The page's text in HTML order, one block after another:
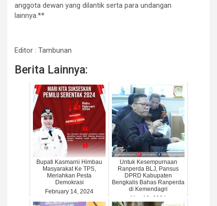
anggota dewan yang dilantik serta para undangan
lainnya.**
Editor : Tambunan
Berita Lainnya:
Bupati Kasmarni Himbau
Masyarakat Ke TPS,
Meriahkan Pesta
Demokrasi
February 14, 2024
Untuk Kesempurnaan
Ranperda BLJ, Pansus
DPRD Kabupaten
Bengkalis Bahas Ranperda
di Kemendagri
May 10, 2024